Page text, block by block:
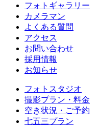
フォトギャラリー
カメラマン
よくある質問
アクセス
お問い合わせ
採用情報
お知らせ
フォトスタジオ
撮影プラン・料金
空き状況・ご予約
七五三プラン